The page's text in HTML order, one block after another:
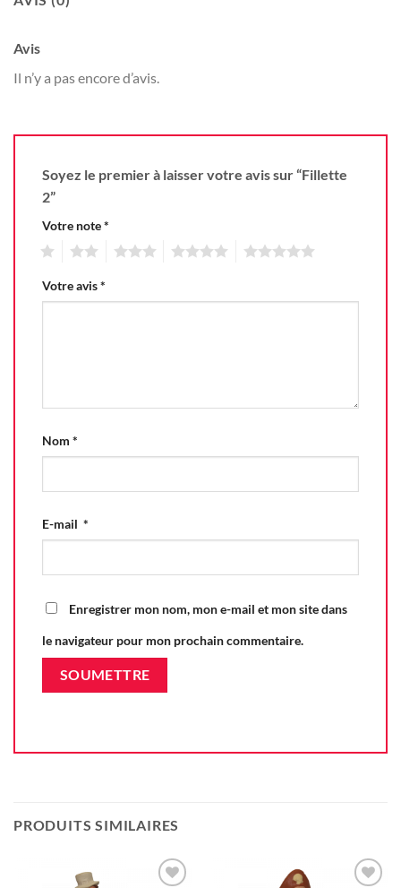
Avis
Il n’y a pas encore d’avis.
Soyez le premier à laisser votre avis sur “Fillette
2”
Votre note*
Votre avis*
Nom *
E-mail *
Enregistrer mon nom, mon e-mail et mon site dans
le navigateur pour mon prochain commentaire.
PRODUITS SIMILAIRES